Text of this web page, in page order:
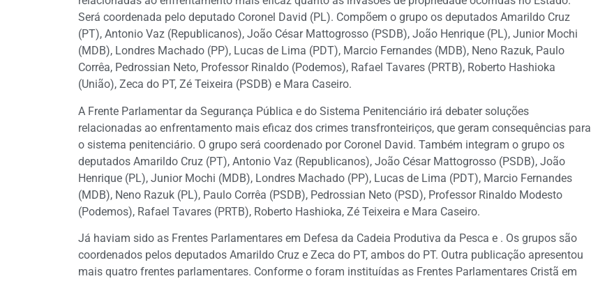
Será coordenada pelo deputado Coronel David (PL). Compõem o grupo os deputados Amarildo Cruz
(PT), Antonio Vaz (Republicanos), João César Mattogrosso (PSDB), João Henrique (PL), Junior Mochi
(MDB), Londres Machado (PP), Lucas de Lima (PDT), Marcio Fernandes (MDB), Neno Razuk, Paulo
Corrêa, Pedrossian Neto, Professor Rinaldo (Podemos), Rafael Tavares (PRTB), Roberto Hashioka
(União), Zeca do PT, Zé Teixeira (PSDB) e Mara Caseiro.
A Frente Parlamentar da Segurança Pública e do Sistema Penitenciário irá debater soluções
relacionadas ao enfrentamento mais eficaz dos crimes transfronteiriços, que geram consequências para
o sistema penitenciário. O grupo será coordenado por Coronel David. Também integram o grupo os
deputados Amarildo Cruz (PT), Antonio Vaz (Republicanos), João César Mattogrosso (PSDB), João
Henrique (PL), Junior Mochi (MDB), Londres Machado (PP), Lucas de Lima (PDT), Marcio Fernandes
(MDB), Neno Razuk (PL), Paulo Corrêa (PSDB), Pedrossian Neto (PSD), Professor Rinaldo Modesto
(Podemos), Rafael Tavares (PRTB), Roberto Hashioka, Zé Teixeira e Mara Caseiro.
Já haviam sido as Frentes Parlamentares em Defesa da Cadeia Produtiva da Pesca e . Os grupos são
coordenados pelos deputados Amarildo Cruz e Zeca do PT, ambos do PT. Outra publicação apresentou
mais quatro frentes parlamentares. Conforme o foram instituídas as Frentes Parlamentares Cristã em